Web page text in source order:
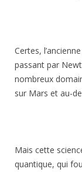
Certes,
passant par
nombreux
sur Mars et au-
Mais cette
quantique, qui